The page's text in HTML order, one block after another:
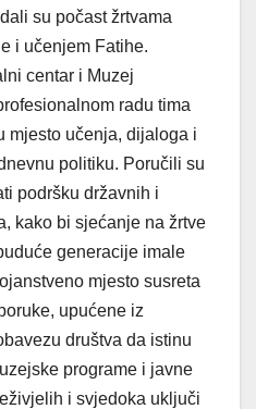
su počast žrtvama
i učenjem Fatihe.
centar i Muzej
radu tima
mjesto učenja, dijaloga i
politiku. Poručili su
podršku državnih i
kako bi sjećanje na žrtve
generacije imale
mjesto susreta
upućene iz
društva da istinu
programe i javne
i svjedoka uključi